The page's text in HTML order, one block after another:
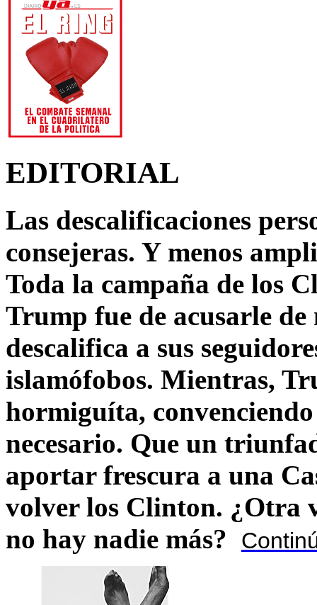
EDITORIAL
Las descalificaciones
consejeras. Y menos
Toda la campaña de los
Trump fue de acusarle
descalifica a sus
islamófobos. Mientras,
hormiguíta,
necesario. Que un
aportar frescura a una
volver los Clinton. ¿Otra
no hay nadie más?